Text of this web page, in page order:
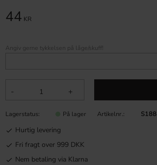
44 KR
+
-
Angiv gerne tykkelsen på låge/skuff!
Lagerstatus På lager Artikelnr.
Hurtig levering
Fri fragt over 999 DKK
Nem betaling via Klarna
ÅBENT